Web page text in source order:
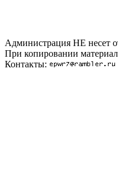
Администрация НЕ несет
При копировании
Контакты: